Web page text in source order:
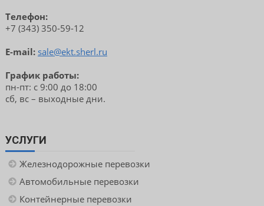
Телефон:
+7 (343) 350-59-12
E-mail: sale@ekt.sherl.ru
График работы:
пн-пт: с 9:00 до 18:00
сб, вс – выходные дни.
УСЛУГИ
Железнодорожные перевозки
Автомобильные перевозки
Контейнерные перевозки